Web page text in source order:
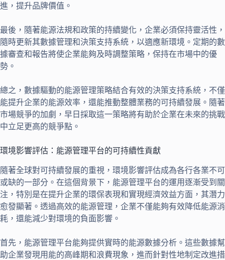
進，提升品牌價值。
最後，隨著能源法規和政策的持續變化，企業必須保持靈活性，
隨時更新其數據管理和決策支持系統，以適應新環境。定期的數
據審查和報告將使企業能夠及時調整策略，保持在市場中的優
勢。
總之，數據驅動的能源管理策略結合有效的決策支持系統，不僅
能提升企業的能源效率，還能推動整體業務的可持續發展。隨著
市場競爭的加劇，早日採取這一策略將有助於企業在未來的挑戰
中立足更高的競爭點。
環境影響評估：能源管理平台的可持續性貢獻
隨著全球對可持續發展的重視，環境影響評估成為各行各業不可
或缺的一部分。在這個背景下，能源管理平台的運用逐漸受到關
注，特別是在提升企業的環保表現和實現經濟效益方面，其潛力
愈發顯著。透過高效的能源管理，企業不僅能夠有效降低能源消
耗，還能減少對環境的負面影響。
首先，能源管理平台能夠提供實時的能源數據分析。這些數據幫
助企業發現用能的高峰期和浪費現象，進而針對性地制定改進措